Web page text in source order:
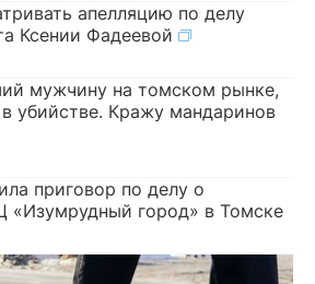
апелляцию по делу
Ксении Фадеевой
мужчину на томском рынке,
убийстве. Кражу мандаринов
приговор по делу о
«Изумрудный город» в Томске